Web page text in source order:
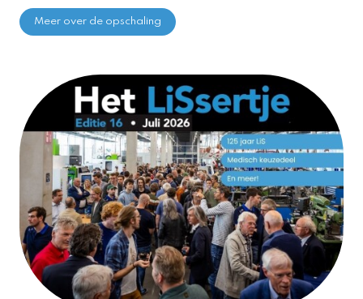
Meer over de opschaling